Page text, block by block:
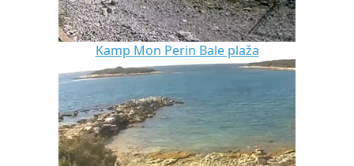
Kamp Mon Perin Bale plaža